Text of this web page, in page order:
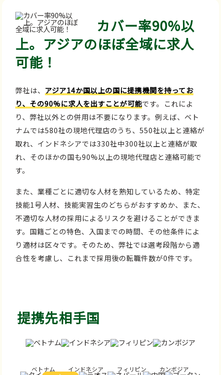
カバー率90%以
上。アジアのほぼ全域に求人
可能！
弊社は、 アジア14か国以上の国に提携機関を持ってお
り、その90%に求人を出すことが可能です。これによ
り、弊社以外との併用は不要になります。例えば、ベト
ナムでは580社の現地代理店のうち、550社以上と連絡が
取れ、インドネシアでは330社中300社以上と連絡が取
れ、そのほかの国も90%以上の現地代理店と連絡可能で
す。
また、業種ごとに適切な人材を熟知しているため、特定
技能1号人材、技能実習生のどちらがおすすめか、また、
不適切な人材の採用によるリスクを避けることができま
す。国籍ごとの特色、入国までの時間、その他条件によ
り適材は区々です。そのため、弊社では選考段階から適
合性を考慮し、これまで採用後の転職件数が0件です。
提携先相手国
ベトナム インドネシア フィリピン カンボジア